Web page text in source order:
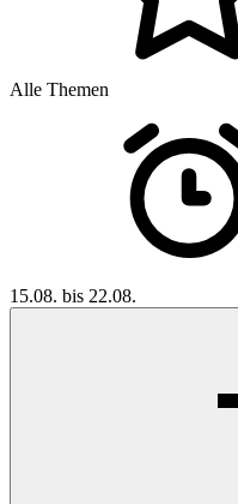
Alle Themen
15.08. bis 22.08.